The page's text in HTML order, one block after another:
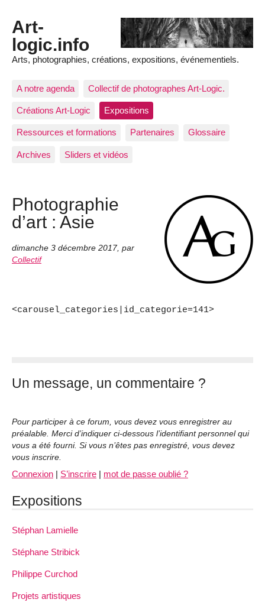
Art-
logic.info
Arts, photographies, créations, expositions, événementiels.
A notre agenda Collectif de photographes Art-Logic.
Créations Art-Logic Expositions
Ressources et formations Partenaires Glossaire
Archives Sliders et vidéos
Photographie
d’art : Asie
dimanche 3 décembre 2017, par
Collectif
<carousel_categories|id_categorie=141>
Un message, un commentaire ?
Pour participer à ce forum, vous devez vous enregistrer au
préalable. Merci d’indiquer ci-dessous l’identifiant personnel qui
vous a été fourni. Si vous n’êtes pas enregistré, vous devez
vous inscrire.
Connexion | S’inscrire | mot de passe oublié ?
Expositions
Stéphan Lamielle
Stéphane Stribick
Philippe Curchod
Projets artistiques